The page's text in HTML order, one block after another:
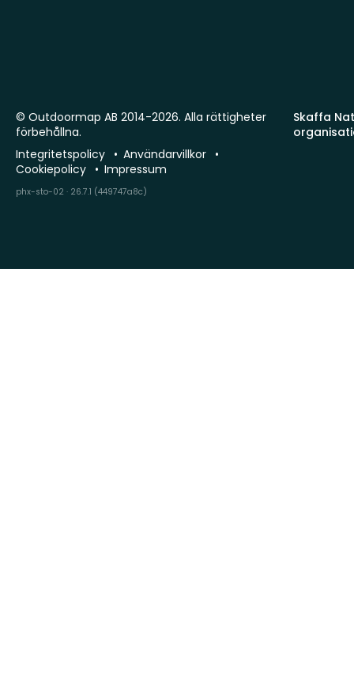
Skaffa
© Outdoormap AB 2014-2026. Alla rättigheter
förbehållna.
Integritetspolicy
Användarvillkor
Cookiepolicy
Impressum
phx-sto-02 · 26.7.1 (449747a8c)